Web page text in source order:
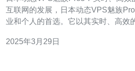
互联网的发展，日本动态VPS魅族
业和个人的首选。它以其实时、高效
和优势。 日本动态VPS魅族Pro5采用最新的硬件和软件技
2025年3月29日